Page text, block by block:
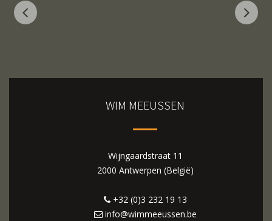
WIM MEEUSSEN
Wijngaardstraat 11
2000 Antwerpen (België)
+32 (0)3 232 19 13
info@wimmeeussen.be